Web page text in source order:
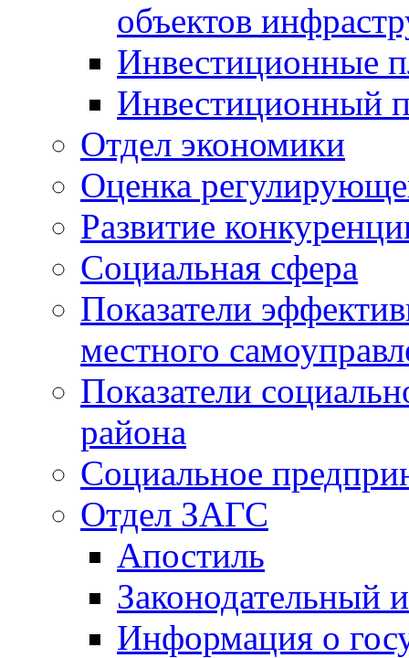
объектов
Инвестиционные
Инвестиционный
Отдел экономики
Оценка
Развитие
Социальная сфера
Показатели
местного
Показатели
района
Социальное
Отдел ЗАГС
Апостиль
Законодательный
Информация о